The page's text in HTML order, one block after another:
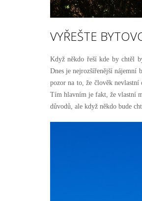
VYŘEŠTE
Když někdo řeší kde by chtěl
Dnes je nejrozšířenější nájemní
pozor na to, že člověk
Tím hlavním je fakt, že vlastní
důvodů, ale když někdo bude